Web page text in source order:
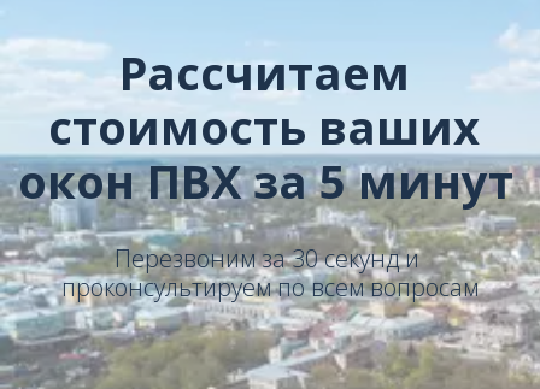
Рассчитаем
стоимость ваших
окон ПВХ за 5 минут
Перезвоним за 30 секунд и
проконсультируем по всем вопросам